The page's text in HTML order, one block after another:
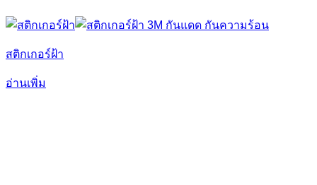
สติกเกอร์ฝ้า
อ่านเพิ่ม